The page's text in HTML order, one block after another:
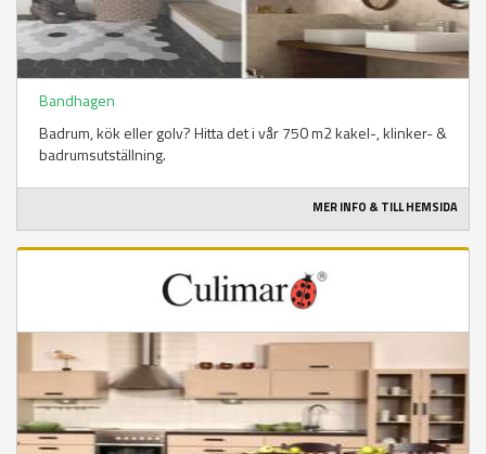
Bandhagen
Badrum, kök eller golv? Hitta det i vår 750 m2 kakel-, klinker- &
badrumsutställning.
MER INFO & TILL HEMSIDA